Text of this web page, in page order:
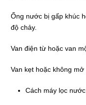
Ống nước bị gấp khúc
độ chảy.
Van điện từ hoặc van
Van kẹt hoặc không
Cách máy lọc